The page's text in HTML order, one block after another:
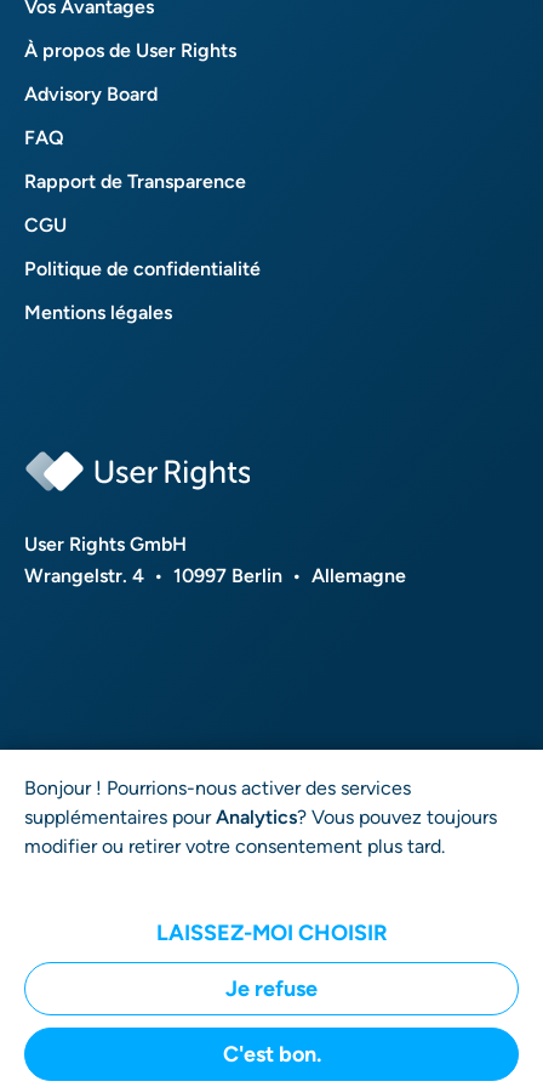
Vos Avantages
À propos de User Rights
Advisory Board
FAQ
Rapport de Transparence
CGU
Politique de confidentialité
Mentions légales
User Rights GmbH
Wrangelstr. 4 • 10997 Berlin • Allemagne
Bonjour ! Pourrions-nous activer des services
supplémentaires pourAnalytics? Vous pouvez toujours
modifier ou retirer votre consentement plus tard.
LAISSEZ-MOI CHOISIR
Je refuse
C'est bon.